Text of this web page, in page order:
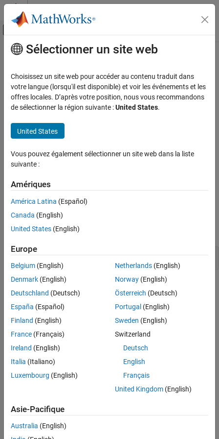
Passer au contenu
Activer/désactiver l'affichage du menu
Accueil de la documentation
Polyspace Bug Finder
Reviewing and Reporting Results
Polyspace Bug Finder Results
Coding Standards
Common Weakness Enumeration (CWE)
ON THIS PAGE
Check Information
Version History
Contenu principal
CWE Rule 773
Missing Reference to Active File Descriptor or Handle
Since R2026a
expand all in page
The product does not properly maintain references to a file
from being reclaimed.
The rule checker checks forResource leak.
Examples
expand all
Resource leak
Check Information
Category:Others
Version History
Introduced in R2026a
See Also
Topics
Sélectionner un site web
Choisissez un site web pour accéder au contenu traduit dans
votre langue (lorsqu'il est disponible) et voir les événements et les
offres locales. D’après votre position, nous vous recommandons
de sélectionner la région suivante :United States.
United States
Vous pouvez également sélectionner un site web dans la liste
suivante :
Amériques
América Latina (Español)
Canada (English)
United States (English)
Europe
Belgium (English)
Denmark (English)
Deutschland (Deutsch)
España (Español)
Finland (English)
France (Français)
Ireland (English)
Italia (Italiano)
Luxembourg (English)
Netherlands(English)
Norway(English)
Österreich (Deutsch)
Portugal (English)
Sweden (English)
Switzerland
Deutsch
English
Français
United Kingdom(English)
Asie-Pacifique
Australia (English)